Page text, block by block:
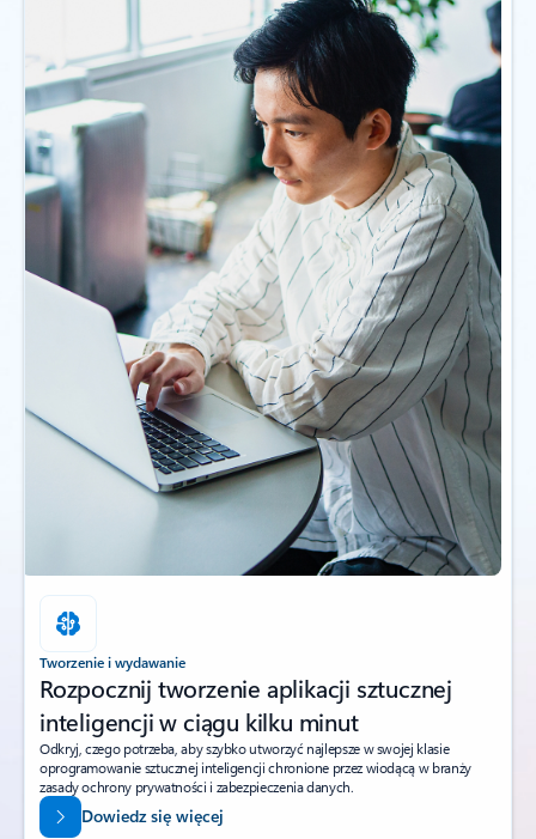
Tworzenie i wydawanie
Rozpocznij tworzenie aplikacji sztucznej
inteligencji w ciągu kilku minut
Odkryj, czego potrzeba, aby szybko utworzyć najlepsze w swojej klasie
oprogramowanie sztucznej inteligencji chronione przez wiodącą w branży
zasady ochrony prywatności i zabezpieczenia danych.
Dowiedz się więcej